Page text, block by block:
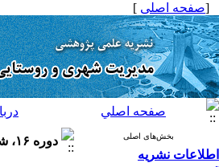
[صفحه اصلی ]
صفحه اصلي
بخش‌های اصلی
اطلاعات نشریه
دوره ۱۶، شماره ۴۶ - ( ۳-۱۳۹۶ )